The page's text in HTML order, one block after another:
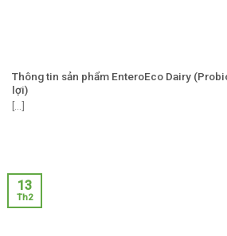
Thông tin sản phẩm EnteroEco Dairy
lợi)
[...]
13
Th2